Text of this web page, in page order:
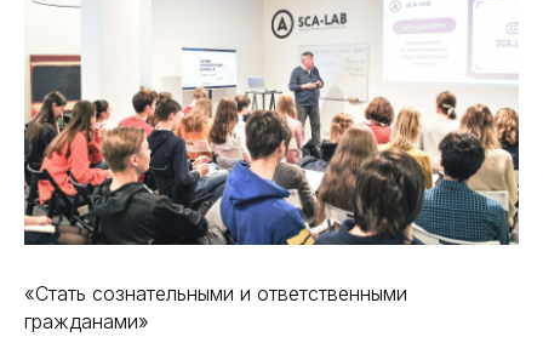
«Стать сознательными и ответственными
гражданами»